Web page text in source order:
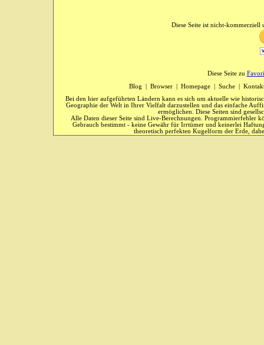
Diese Seite ist nicht-kommerziell
Diese Seite zu
Blog
Browser| Homepage| Suche|
Bei den hier aufgeführten Ländern kann es sich um aktuelle wie
Geographie der Welt in Ihrer Vielfalt darzustellen und das einfache
ermöglichen. Diese Seiten sind
Alle Daten dieser Seite sind Live-Berechnungen. Programmierfehler
Gebrauch bestimmt - keine Gewähr für Irrtümer und keinerlei
theoretisch perfekten Kugelform der Erde,